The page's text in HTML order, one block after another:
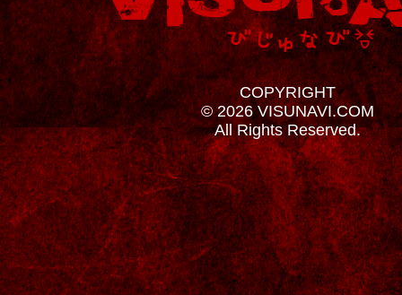
COPYRIGHT
© 2026 VISUNAVI.COM
All Rights Reserved.